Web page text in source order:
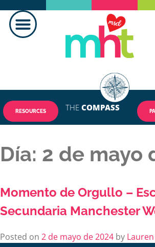
RESOURCES THE COMPASS
Día: 2 de mayo
Momento de Orgullo –
Secundaria Manchester
Posted on 2 de mayo de 2024 by